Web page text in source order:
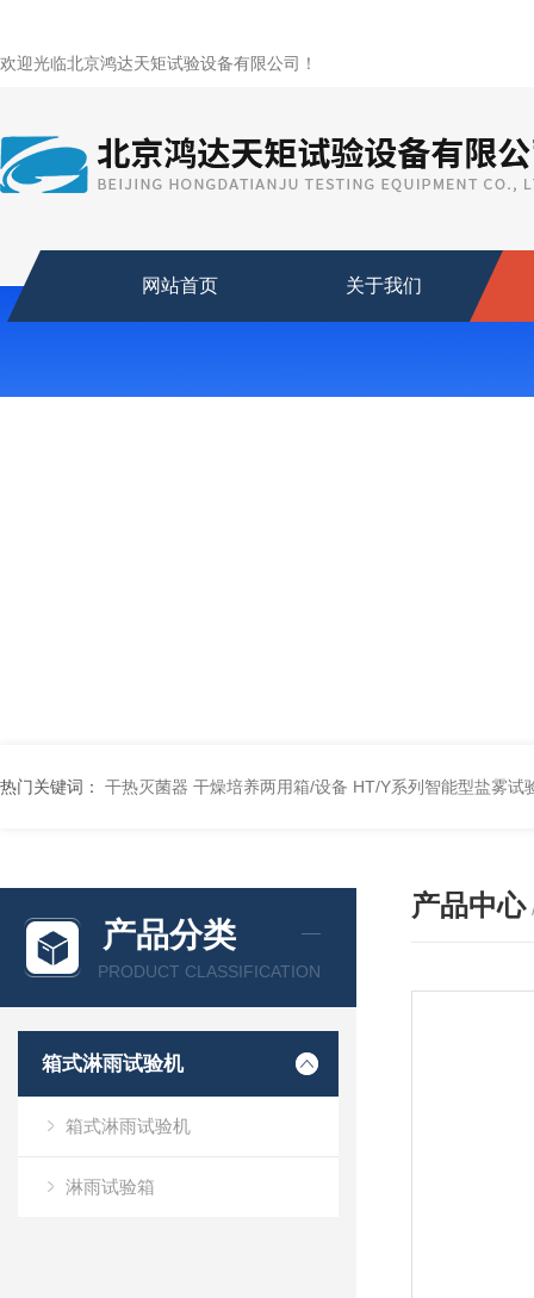
欢迎光临北京鸿达天矩试验设备有限公司！
网站首页 关于我们
热门关键词： 干热灭菌器 干燥培养两用箱/设备 HT/Y系列智能型盐雾试
产品分类
PRODUCT CLASSIFICATION
箱式淋雨试验机
箱式淋雨试验机
淋雨试验箱
产品中心